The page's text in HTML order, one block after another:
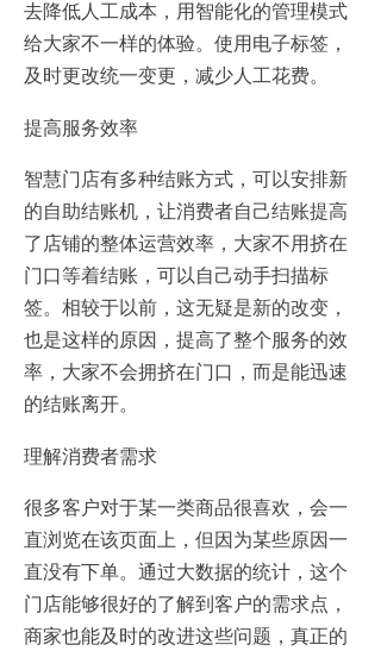
去降低人工成本，用智能化的管理模式
给大家不一样的体验。使用电子标签，
及时更改统一变更，减少人工花费。
提高服务效率
智慧门店有多种结账方式，可以安排新
的自助结账机，让消费者自己结账提高
了店铺的整体运营效率，大家不用挤在
门口等着结账，可以自己动手扫描标
签。相较于以前，这无疑是新的改变，
也是这样的原因，提高了整个服务的效
率，大家不会拥挤在门口，而是能迅速
的结账离开。
理解消费者需求
很多客户对于某一类商品很喜欢，会一
直浏览在该页面上，但因为某些原因一
直没有下单。通过大数据的统计，这个
门店能够很好的了解到客户的需求点，
商家也能及时的改进这些问题，真正的